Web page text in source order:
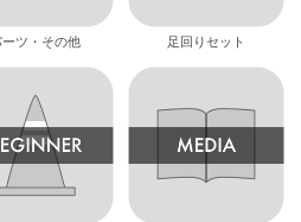
ーツ・その他 足回りセット